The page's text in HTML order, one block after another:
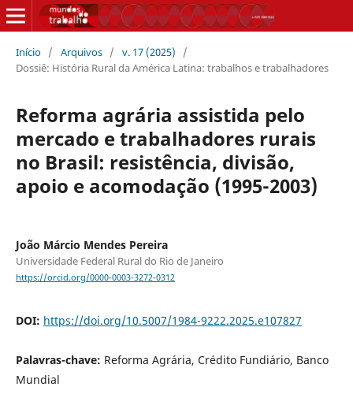
Início / Arquivos / v. 17 (2025)
/
Dossiê: História Rural da América Latina: trabalhos e trabalhadores
Reforma agrária assistida pelo
mercado e trabalhadores rurais
no Brasil: resistência, divisão,
apoio e acomodação (1995-2003)
João Márcio Mendes Pereira
Universidade Federal Rural do Rio de Janeiro
https://orcid.org/0000-0003-3272-0312
DOI: https://doi.org/10.5007/1984-9222.2025.e107827
Palavras-chave: Reforma Agrária, Crédito Fundiário, Banco
Mundial